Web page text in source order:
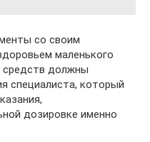
со своим
маленького
средств должны
специалиста, который
дозировке именно